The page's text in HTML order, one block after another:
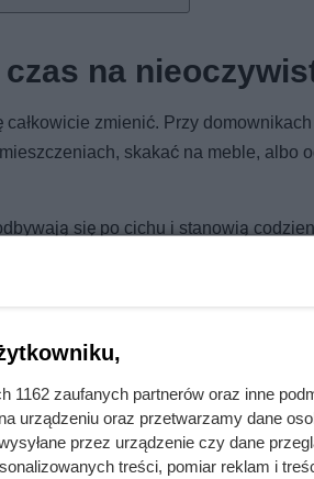
na
zmienić. Przy
skakać na meble, albo
się po cichu i stanowią
nocy. Sprinty po korytarzu,
jedynie niektóre z wielu kocich
za 1 grosz. Bez karty i bez żadnego
1162 zaufanych partnerów oraz inne
urządzeniu oraz przetwarzamy dane
przez urządzenie czy dane
treści, pomiar reklam i